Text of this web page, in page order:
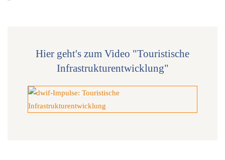
Hier geht's zum Video "Touristische
Infrastrukturentwicklung"